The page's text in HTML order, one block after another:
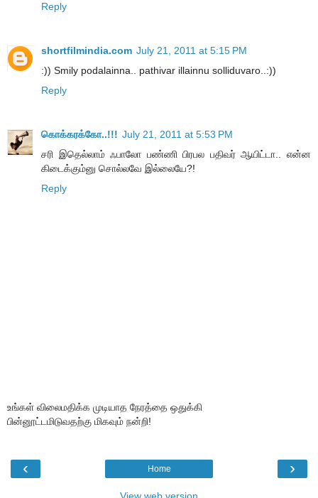
Reply
shortfilmindia.com July 21, 2011 at 5:15 PM
:)) Smily podalainna.. pathivar illainnu solliduvaro..:))
Reply
கொக்கரக்கோ..!!! July 21, 2011 at 5:53 PM
சரி இதெல்லாம் ஃபாலோ பண்ணி பிரபல பதிவர் ஆயிட்டா.. என்ன
கிடைக்கும்னு சொல்லவே இல்லையே?!
Reply
உங்கள் விலைமதிக்க முடியாத நேரத்தை ஒதுக்கி
பின்னூட்டமிடுவதற்கு மிகவும் நன்றி!
‹ ›
Home